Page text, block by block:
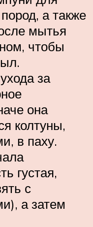
а также
мытья
чтобы
за
она
колтуны,
в паху.
густая,
с
а затем